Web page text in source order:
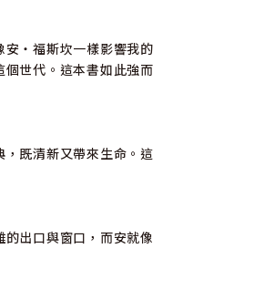
・福斯坎一樣影響我的
世代。這本書如此強而
既清新又帶來生命。這
出口與窗口，而安就像